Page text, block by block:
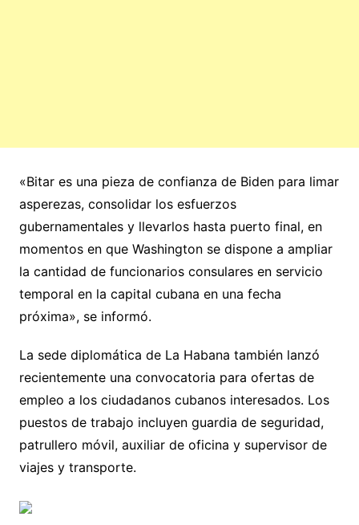
«Bitar es una pieza de confianza de Biden para limar
asperezas, consolidar los esfuerzos
gubernamentales y llevarlos hasta puerto final, en
momentos en que Washington se dispone a ampliar
la cantidad de funcionarios consulares en servicio
temporal en la capital cubana en una fecha
próxima», se informó.
La sede diplomática de La Habana también lanzó
recientemente una convocatoria para ofertas de
empleo a los ciudadanos cubanos interesados. Los
puestos de trabajo incluyen guardia de seguridad,
patrullero móvil, auxiliar de oficina y supervisor de
viajes y transporte.